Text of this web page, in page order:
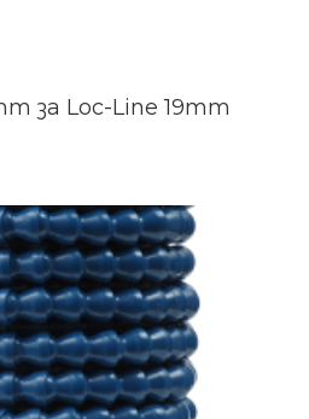
за Loc-Line 19mm